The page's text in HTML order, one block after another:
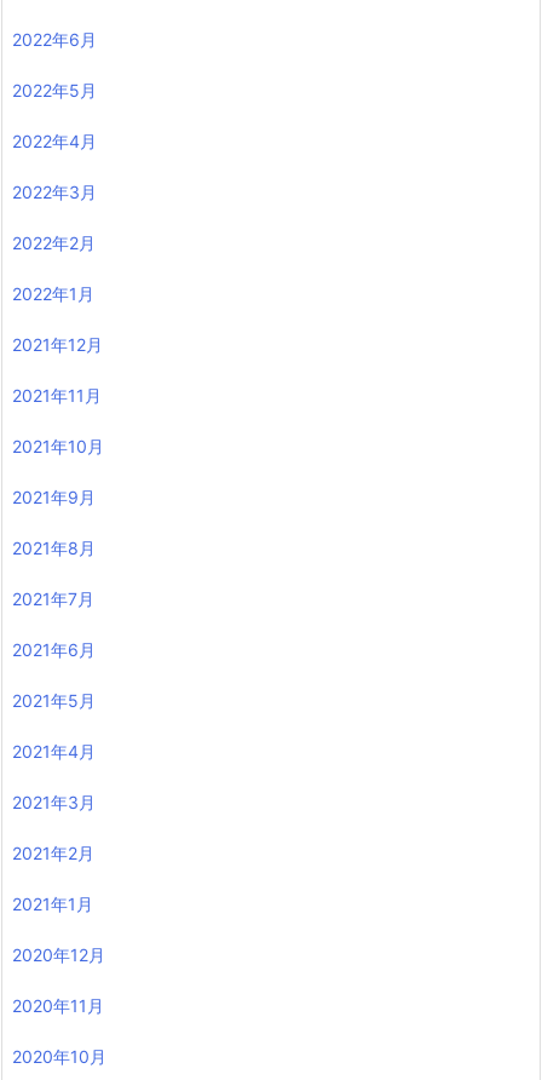
2022年6月
2022年5月
2022年4月
2022年3月
2022年2月
2022年1月
2021年12月
2021年11月
2021年10月
2021年9月
2021年8月
2021年7月
2021年6月
2021年5月
2021年4月
2021年3月
2021年2月
2021年1月
2020年12月
2020年11月
2020年10月